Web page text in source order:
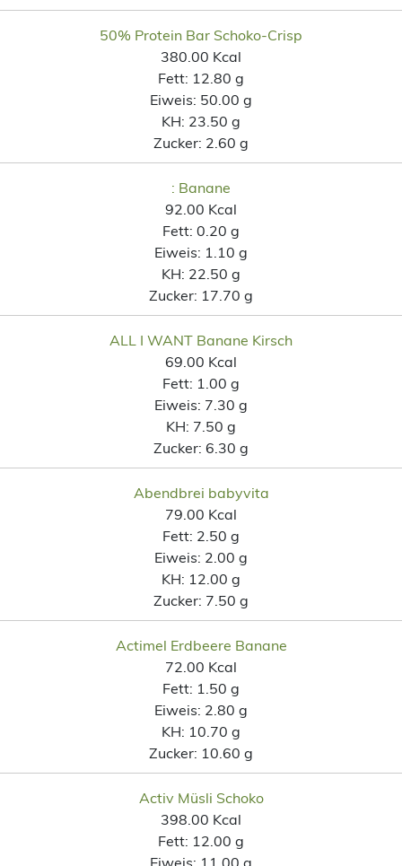
50% Protein Bar Schoko-Crisp
380.00 Kcal
Fett: 12.80 g
Eiweis: 50.00 g
KH: 23.50 g
Zucker: 2.60 g
: Banane
92.00 Kcal
Fett: 0.20 g
Eiweis: 1.10 g
KH: 22.50 g
Zucker: 17.70 g
ALL I WANT Banane Kirsch
69.00 Kcal
Fett: 1.00 g
Eiweis: 7.30 g
KH: 7.50 g
Zucker: 6.30 g
Abendbrei babyvita
79.00 Kcal
Fett: 2.50 g
Eiweis: 2.00 g
KH: 12.00 g
Zucker: 7.50 g
Actimel Erdbeere Banane
72.00 Kcal
Fett: 1.50 g
Eiweis: 2.80 g
KH: 10.70 g
Zucker: 10.60 g
Activ Müsli Schoko
398.00 Kcal
Fett: 12.00 g
Eiweis: 11.00 g